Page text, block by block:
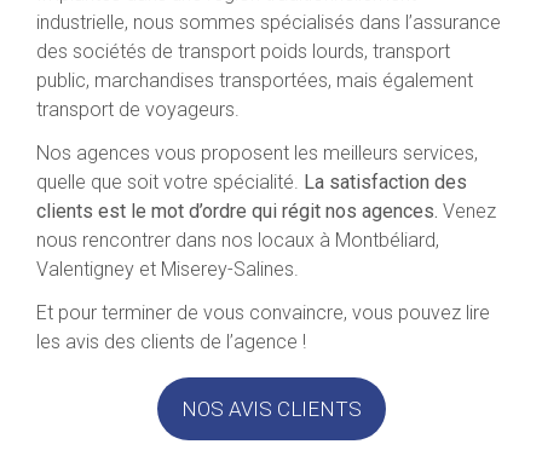
industrielle, nous sommes spécialisés dans l’assurance
des sociétés de transport poids lourds, transport
public, marchandises transportées, mais également
transport de voyageurs.
Nos agences vous proposent les meilleurs services,
quelle que soit votre spécialité. La satisfaction des
clients est le mot d’ordre qui régit nos agences. Venez
nous rencontrer dans nos locaux à Montbéliard,
Valentigney et Miserey-Salines.
Et pour terminer de vous convaincre, vous pouvez lire
les avis des clients de l’agence !
NOS AVIS CLIENTS